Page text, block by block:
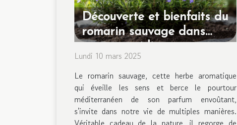
Découverte et bienfaits du
romarin sauvage dans
Lundi 10 mars 2025
Le romarin sauvage, cette herbe aromatique
qui éveille les sens et berce le pourtour
méditerranéen de son parfum envoûtant,
s'invite dans notre vie de multiples manières.